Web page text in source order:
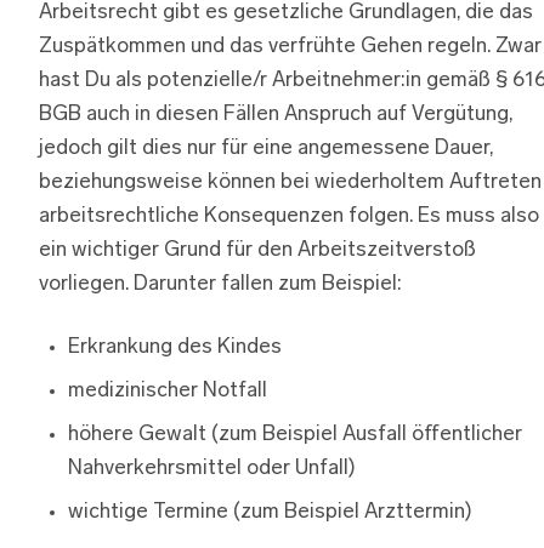
Arbeitsrecht gibt es gesetzliche Grundlagen, die das
Zuspätkommen und das verfrühte Gehen regeln. Zwar
hast Du als potenzielle/r Arbeitnehmer:in gemäß §
BGB auch in diesen Fällen Anspruch auf Vergütung,
jedoch gilt dies nur für eine angemessene Dauer,
beziehungsweise können bei wiederholtem Auftreten
arbeitsrechtliche Konsequenzen folgen. Es muss also
ein wichtiger Grund für den Arbeitszeitverstoß
vorliegen. Darunter fallen zum Beispiel:
Erkrankung des Kindes
medizinischer Notfall
höhere Gewalt (zum Beispiel Ausfall öffentlicher
Nahverkehrsmittel oder Unfall)
wichtige Termine (zum Beispiel Arzttermin)